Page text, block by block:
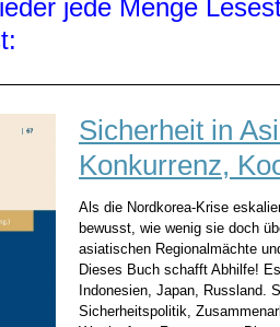
jede Menge
Sicherheit in
Konkurrenz,
Als die Nordkorea-Krise
bewusst, wie wenig sie doch
asiatischen Regionalmächte
Dieses Buch schafft Abhilfe!
Indonesien, Japan, Russland.
Sicherheitspolitik,